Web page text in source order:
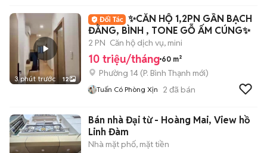
3 phút trước 12
✨️CĂN HỘ 1,2PN GẦN BẠCH
ĐẰNG, BÌNH , TONE GỖ ẤM CÚNG✨️
2 PN Căn hộ dịch vụ, mini
10 triệu/tháng 60 m²
Phường 14 (P. Bình Thạnh mới)
Tuấn Có Phòng Xịn 2 đã bán
Bán nhà Đại từ - Hoàng Mai, View hồ
Linh Đàm
Nhà mặt phố, mặt tiền